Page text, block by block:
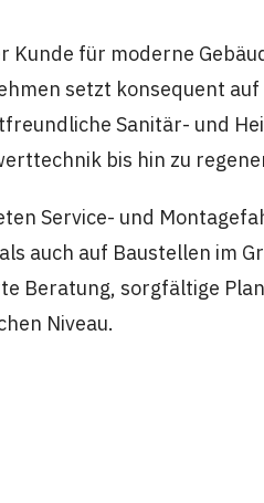
für moderne
setzt konsequent
Sanitär- und
bis hin zu
Service- und
auch auf Baustellen im
Beratung, sorgfältige
Niveau.